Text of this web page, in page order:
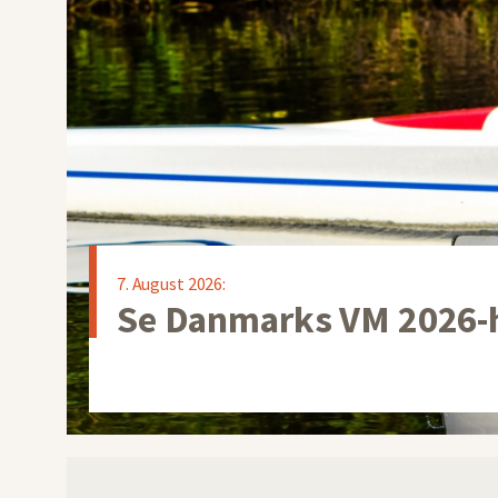
7. August 2026:
Se Danmarks VM